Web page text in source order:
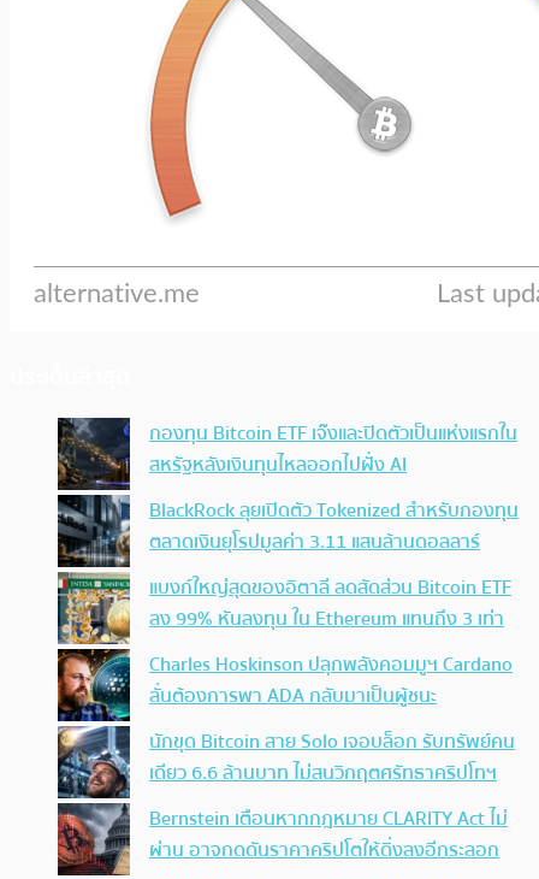
กองทุน Bitcoin ETF เจ๊งและปิดตัวเป็นแห่งแรกใน
สหรัฐหลังเงินทุนไหลออกไปฝั่ง AI
BlackRock ลุยเปิดตัว Tokenized สำหรับกองทุน
ตลาดเงินยุโรปมูลค่า 3.11 แสนล้านดอลลาร์
แบงก์ใหญ่สุดของอิตาลี ลดสัดส่วน Bitcoin ETF
ลง 99% หันลงทุน ใน Ethereum แทนถึง 3 เท่า
Charles Hoskinson ปลุกพลังคอมมูฯ Cardano
ลั่นต้องการพา ADA กลับมาเป็นผู้ชนะ
นักขุด Bitcoin สาย Solo เจอบล็อก รับทรัพย์คน
เดียว 6.6 ล้านบาท ไม่สนวิกฤตศรัทธาคริปโทฯ
Bernstein เตือนหากกฎหมาย CLARITY Act ไม่
ผ่าน อาจกดดันราคาคริปโตให้ดิ่งลงอีกระลอก